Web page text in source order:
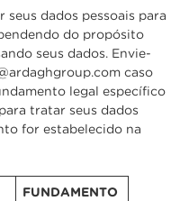
dados pessoais para
do propósito
seus dados. Envie-
caso
legal específico
tratar seus dados
for estabelecido na
FUNDAMENTO